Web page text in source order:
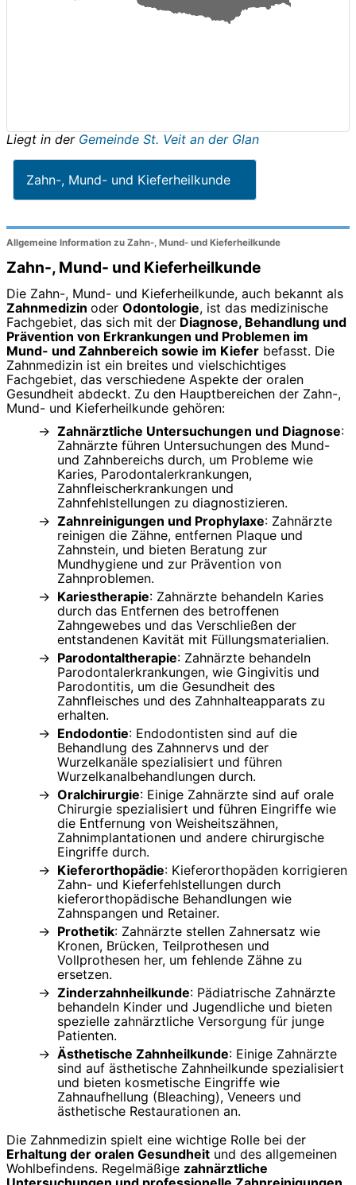
Liegt in der Gemeinde St. Veit an der Glan
Zahn-, Mund- und Kieferheilkunde
Allgemeine Information zu Zahn-, Mund- und Kieferheilkunde
Zahn-, Mund- und Kieferheilkunde
Die Zahn-, Mund- und Kieferheilkunde, auch bekannt als
Zahnmedizin oder Odontologie, ist das medizinische
Fachgebiet, das sich mit der Diagnose, Behandlung und
Prävention von Erkrankungen und Problemen im
Mund- und Zahnbereich sowie im Kiefer befasst. Die
Zahnmedizin ist ein breites und vielschichtiges
Fachgebiet, das verschiedene Aspekte der oralen
Gesundheit abdeckt. Zu den Hauptbereichen der Zahn-,
Mund- und Kieferheilkunde gehören:
Zahnärztliche Untersuchungen und Diagnose:
Zahnärzte führen Untersuchungen des Mund-
und Zahnbereichs durch, um Probleme wie
Karies, Parodontalerkrankungen,
Zahnfleischerkrankungen und
Zahnfehlstellungen zu diagnostizieren.
Zahnreinigungen und Prophylaxe: Zahnärzte
reinigen die Zähne, entfernen Plaque und
Zahnstein, und bieten Beratung zur
Mundhygiene und zur Prävention von
Zahnproblemen.
Kariestherapie: Zahnärzte behandeln Karies
durch das Entfernen des betroffenen
Zahngewebes und das Verschließen der
entstandenen Kavität mit Füllungsmaterialien.
Parodontaltherapie: Zahnärzte behandeln
Parodontalerkrankungen, wie Gingivitis und
Parodontitis, um die Gesundheit des
Zahnfleisches und des Zahnhalteapparats zu
erhalten.
Endodontie: Endodontisten sind auf die
Behandlung des Zahnnervs und der
Wurzelkanäle spezialisiert und führen
Wurzelkanalbehandlungen durch.
Oralchirurgie: Einige Zahnärzte sind auf orale
Chirurgie spezialisiert und führen Eingriffe wie
die Entfernung von Weisheitszähnen,
Zahnimplantationen und andere chirurgische
Eingriffe durch.
Kieferorthopädie: Kieferorthopäden korrigieren
Zahn- und Kieferfehlstellungen durch
kieferorthopädische Behandlungen wie
Zahnspangen und Retainer.
Prothetik: Zahnärzte stellen Zahnersatz wie
Kronen, Brücken, Teilprothesen und
Vollprothesen her, um fehlende Zähne zu
ersetzen.
Zinderzahnheilkunde: Pädiatrische Zahnärzte
behandeln Kinder und Jugendliche und bieten
spezielle zahnärztliche Versorgung für junge
Patienten.
Ästhetische Zahnheilkunde: Einige Zahnärzte
sind auf ästhetische Zahnheilkunde spezialisiert
und bieten kosmetische Eingriffe wie
Zahnaufhellung (Bleaching), Veneers und
ästhetische Restaurationen an.
Die Zahnmedizin spielt eine wichtige Rolle bei der
Erhaltung der oralen Gesundheit und des allgemeinen
Wohlbefindens. Regelmäßige zahnärztliche